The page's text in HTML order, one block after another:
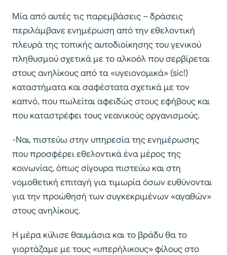
Μία από αυτές τις παρεμβάσεις – δράσεις
περιλάμβανε ενημέρωση από την εθελοντική
πλευρά της τοπικής αυτοδιοίκησης του γενικού
πληθυσμού σχετικά με το αλκοόλ που σερβίρεται
στους ανηλίκους από τα «υγειονομικά» (sic!)
καταστήματα και σαφέστατα σχετικά με τον
καπνό, που πωλείται αφειδώς στους εφήβους και
που καταστρέφει τους νεανικούς οργανισμούς.
-Ναι, πιστεύω στην υπηρεσία της ενημέρωσης
που προσφέρει εθελοντικά ένα μέρος της
κοινωνίας, όπως σίγουρα πιστεύω και στη
νομοθετική επιταγή για τιμωρία όσων ευθύνονται
για την προώθησή των συγκεκριμένων «αγαθών»
στους ανηλίκους.
Η μέρα κύλισε θαυμάσια και το βράδυ θα το
γιορτάζαμε με τους «υπερήλικους» φίλους στο